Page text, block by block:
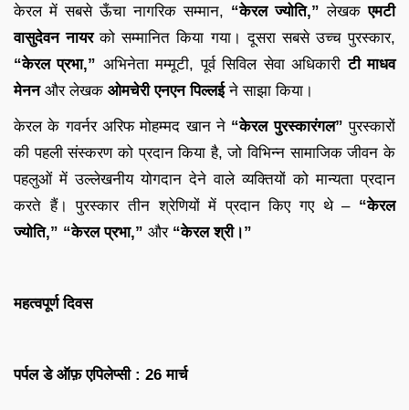
केरल में सबसे ऊँचा नागरिक सम्मान, “केरल ज्योति,” लेखकएमटी
वासुदेवन नायरको सम्मानित किया गया। दूसरा सबसे उच्च पुरस्कार,
“केरल प्रभा,” अभिनेता मम्मूटी, पूर्व सिविल सेवा अधिकारीटी माधव
मेननऔर लेखक ओमचेरी एनएन पिल्लईने साझा किया।
केरल के गवर्नर अरिफ मोहम्मद खान ने “केरल पुरस्कारंगल” पुरस्कारों
की पहली संस्करण को प्रदान किया है, जो विभिन्न सामाजिक जीवन के
पहलुओं में उल्लेखनीय योगदान देने वाले व्यक्तियों को मान्यता प्रदान
करते हैं। पुरस्कार तीन श्रेणियों में प्रदान किए गए थे – “केरल
ज्योति,” “केरल प्रभा,” और“केरल श्री।”
महत्वपूर्ण दिवस
पर्पल डे ऑफ़ एपिलेप्सी : 26 मार्च